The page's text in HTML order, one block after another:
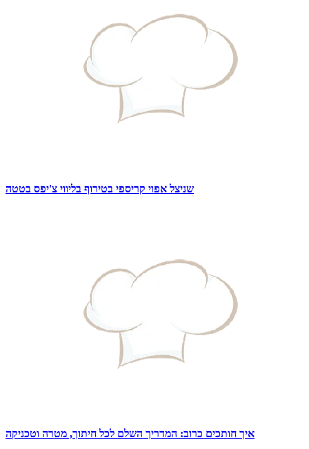
שניצל אפוי קריספי בטירוף בליווי צ'יפס בטטה
איך חותכים כרוב: המדריך השלם לכל חיתוך, מטרה וטכניקה